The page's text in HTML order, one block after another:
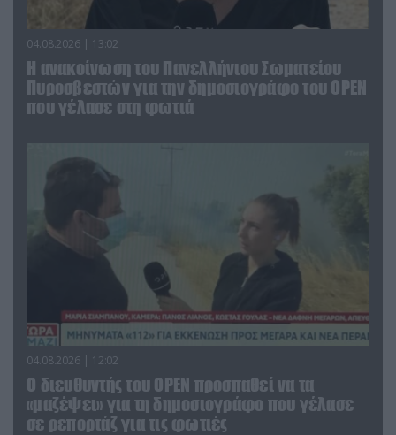
04.08.2026 | 13:02
Η ανακοίνωση του Πανελλήνιου Σωματείου
Πυροσβεστών για την δημοσιογράφο του OPEN
που γέλασε στη φωτιά
04.08.2026 | 12:02
O διευθυντής του OPEN προσπαθεί να τα
«μαζέψει» για τη δημοσιογράφο που γέλασε
σε ρεπορτάζ για τις φωτιές